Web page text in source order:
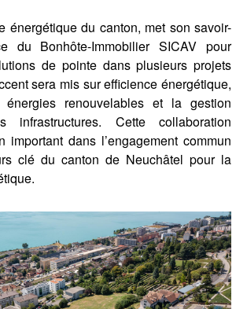
énergétique du canton, met son savoir-
du Bonhôte-Immobilier SICAV pour
de pointe dans plusieurs projets
sera mis sur efficience énergétique,
énergies renouvelables et la gestion
infrastructures. Cette collaboration
important dans l’engagement commun
clé du canton de Neuchâtel pour la